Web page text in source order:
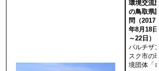
環境交流団
の鳥取県訪
問（2017
年8月18日
～22日）
パルチザン
スク市の環
境団体「ロ